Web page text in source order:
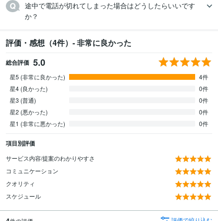
途中で電話が切れてしまった場合はどうしたらいいです
か？
評価・感想（4件）- 非常に良かった
総合評価 5.0
星5 (非常に良かった)
4件
星4 (良かった)
0件
星3 (普通)
0件
星2 (悪かった)
0件
星1 (非常に悪かった)
0件
項目別評価
サービス内容/提案のわかりやすさ
コミュニケーション
クオリティ
スケジュール